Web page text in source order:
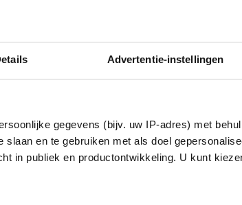
Advertentie-instellingen
gegevens (bijv. uw IP-adres) met
en te gebruiken met als doel
in publiek en productontwikkeling. U kunt